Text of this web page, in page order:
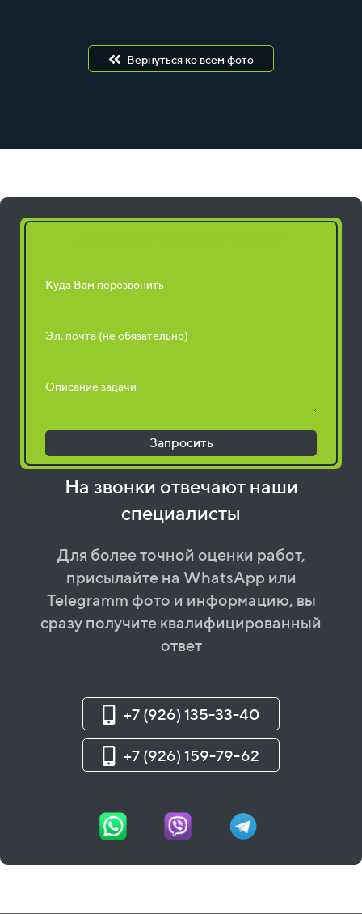
Вернуться ко всем фото
Куда Вам перезвонить
Эл. почта (не обязательно)
Описание задачи
Запросить
На звонки отвечают наши
специалисты
Для более точной оценки работ,
присылайте на WhatsApp или
Telegramm фото и информацию, вы
сразу получите квалифицированный
ответ
+7 (926) 135-33-40
+7 (926) 159-79-62